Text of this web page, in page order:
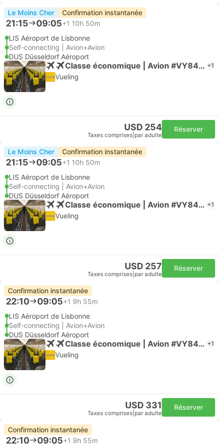
Le Moins Cher Confirmation instantanée
21:15 09:05+1 10h 50m
LIS Aéroport de Lisbonne
Self-connecting | Avion+Avion
DUS Düsseldorf Aéroport
Classe économique | Avion #VY8463 +1
Vueling
USD 254
Taxes comprises par adulte
Réserver
Le Moins Cher Confirmation instantanée
21:15 09:05+1 10h 50m
LIS Aéroport de Lisbonne
Self-connecting | Avion+Avion
DUS Düsseldorf Aéroport
Classe économique | Avion #VY8463 +1
Vueling
USD 257
Taxes comprises par adulte
Réserver
Confirmation instantanée
22:10 09:05+1 9h 55m
LIS Aéroport de Lisbonne
Self-connecting | Avion+Avion
DUS Düsseldorf Aéroport
Classe économique | Avion #VY8465 +1
Vueling
USD 331
Taxes comprises par adulte
Réserver
Confirmation instantanée
22:10 09:05+1 9h 55m